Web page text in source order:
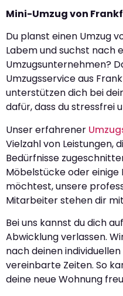
Mini-Umzug von
Du planst einen Umzug
Labem und suchst nach
Umzugsunternehmen?
Umzugsservice aus
unterstützen dich bei
dafür, dass du stressfrei
Unser erfahrener
Vielzahl von Leistungen,
Bedürfnisse
Möbelstücke oder
möchtest, unsere
Mitarbeiter stehen dir
Bei uns kannst du dich
Abwicklung verlassen.
nach deinen
vereinbarte Zeiten. So
deine neue Wohnung